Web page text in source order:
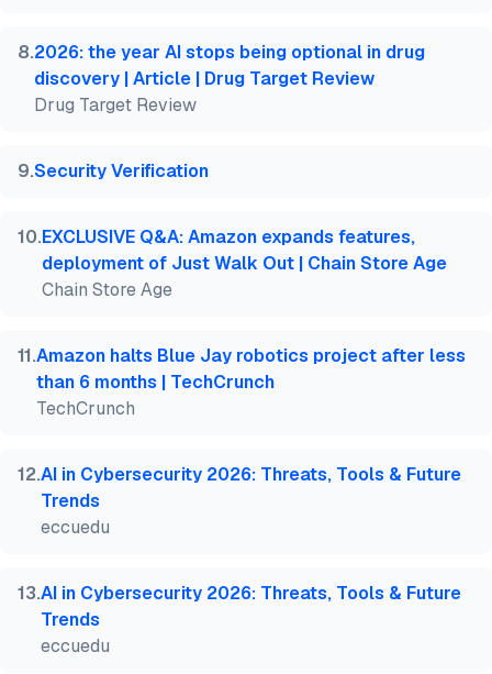
8.2026: the year AI stops being optional in drug
discovery | Article | Drug Target Review
Drug Target Review
9.Security Verification
10.EXCLUSIVE Q&A: Amazon expands features,
deployment of Just Walk Out | Chain Store Age
Chain Store Age
11.Amazon halts Blue Jay robotics project after less
than 6 months | TechCrunch
TechCrunch
12.AI in Cybersecurity 2026: Threats, Tools & Future
Trends
eccuedu
13.AI in Cybersecurity 2026: Threats, Tools & Future
Trends
eccuedu